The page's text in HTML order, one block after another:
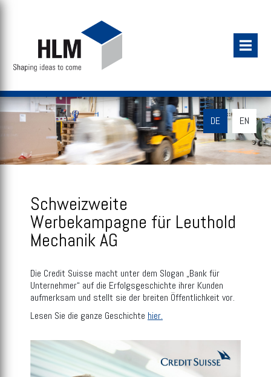
DE EN
Schweizweite
Werbekampagne für Leuthold
Mechanik AG
Die Credit Suisse macht unter dem Slogan „Bank für
Unternehmer“ auf die Erfolgsgeschichte ihrer Kunden
aufmerksam und stellt sie der breiten Öffentlichkeit vor.
Lesen Sie die ganze Geschichte hier.